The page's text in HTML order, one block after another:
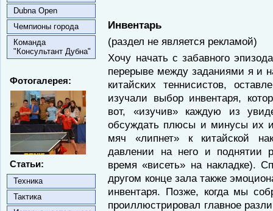
Dubna Open
Чемпионы города
Команда
"Консультант Дубна"
Фотогалерея:
Статьи:
Техника
Тактика
Инвентарь
(раздел не является рекламой)
Хочу начать с забавного
перерыве между заданиями я и
китайских теннисистов,
изучали выбор инвентаря,
вот, «изучив» каждую из
обсуждать плюсы и минусы их
мяч «липнет» к китайской
давлении на него и поднятии
время «висеть» на накладке).
другом конце зала также
инвентаря. Позже, когда мы
проиллюстрировал главное